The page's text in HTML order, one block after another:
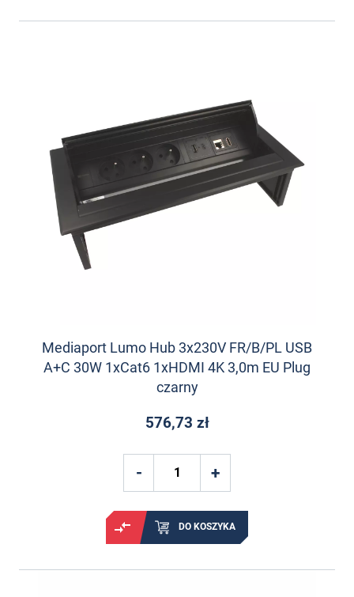
Mediaport Lumo Hub 3x230V FR/B/PL USB
A+C 30W 1xCat6 1xHDMI 4K 3,0m EU Plug
czarny
576,73 zł
DO KOSZYKA